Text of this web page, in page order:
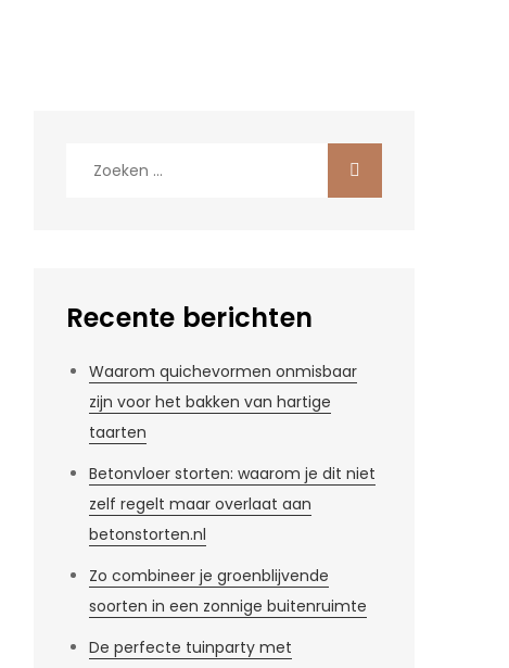
Recente berichten
Waarom quichevormen onmisbaar
zijn voor het bakken van hartige
taarten
Betonvloer storten: waarom je dit niet
zelf regelt maar overlaat aan
betonstorten.nl
Zo combineer je groenblijvende
soorten in een zonnige buitenruimte
De perfecte tuinparty met